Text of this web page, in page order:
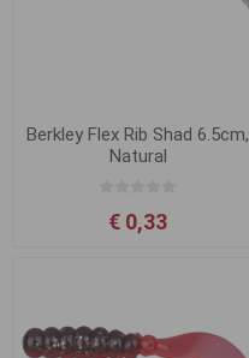
Berkley Flex Rib Shad 6.5cm,
Natural
€ 0,33